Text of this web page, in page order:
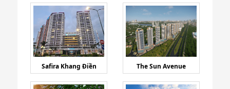
Safira Khang Điền The Sun Avenue